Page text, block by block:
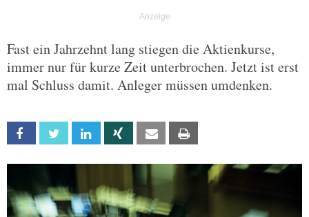
Fast ein Jahrzehnt lang stiegen die Aktienkurse,
immer nur für kurze Zeit unterbrochen. Jetzt ist erst
mal Schluss damit. Anleger müssen umdenken.
Facebook Twitter Linkedin Xing Email